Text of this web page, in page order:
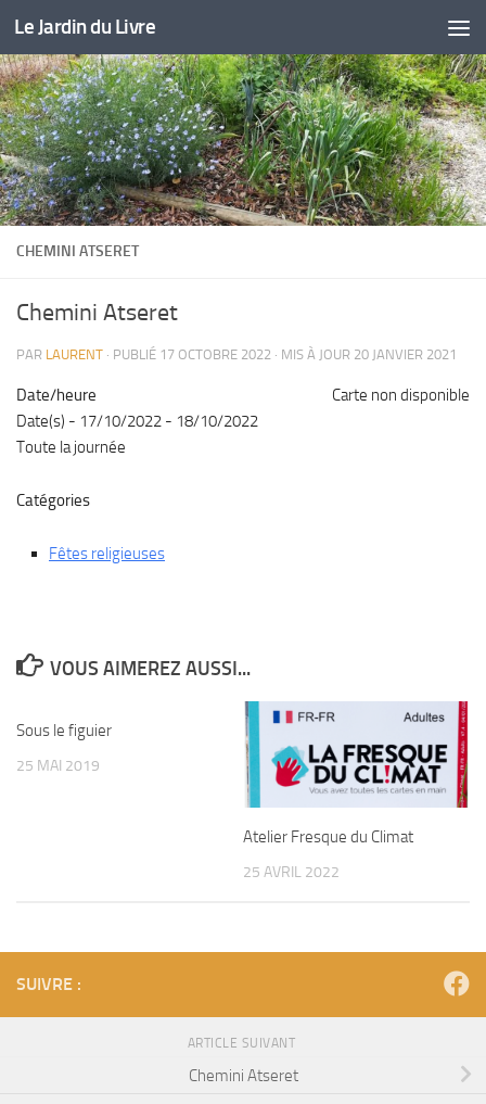
Skip to content
Le Jardin du Livre
CHEMINI ATSERET
Chemini Atseret
PAR LAURENT · PUBLIÉ 17 OCTOBRE 2022 · MIS À JOUR 20 JANVIER 2021
Carte non disponible
Date/heure
Date(s) - 17/10/2022 - 18/10/2022
Toute la journée
Catégories
Fêtes religieuses
VOUS AIMEREZ AUSSI...
Sous le figuier
25 MAI 2019
Atelier Fresque du Climat
25 AVRIL 2022
SUIVRE :
ARTICLE SUIVANT
Chemini Atseret